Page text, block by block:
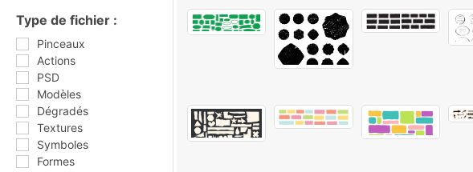
Type de fichier :
Pinceaux
Actions
PSD
Modèles
Dégradés
Textures
Symboles
Formes